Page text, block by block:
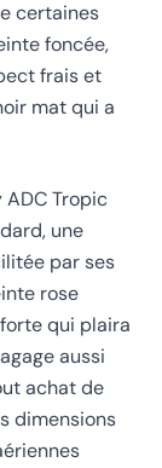
certaines
foncée,
frais et
mat qui a
ADC Tropic
une
par ses
rose
qui plaira
aussi
achat de
dimensions